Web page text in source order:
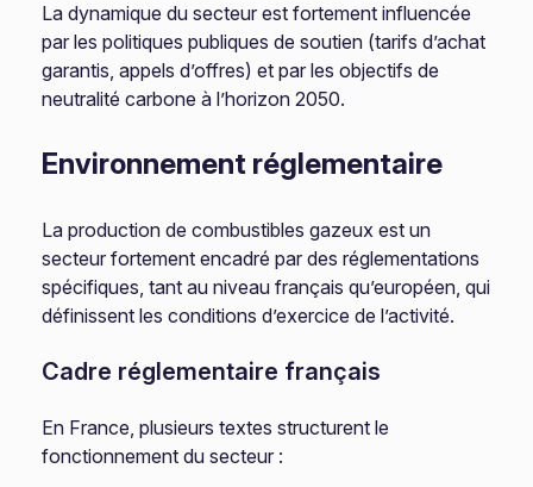
La dynamique du secteur est fortement influencée
par les politiques publiques de soutien (tarifs d’achat
garantis, appels d’offres) et par les objectifs de
neutralité carbone à l’horizon 2050.
Environnement réglementaire
La production de combustibles gazeux est un
secteur fortement encadré par des réglementations
spécifiques, tant au niveau français qu’européen, qui
définissent les conditions d’exercice de l’activité.
Cadre réglementaire français
En France, plusieurs textes structurent le
fonctionnement du secteur :